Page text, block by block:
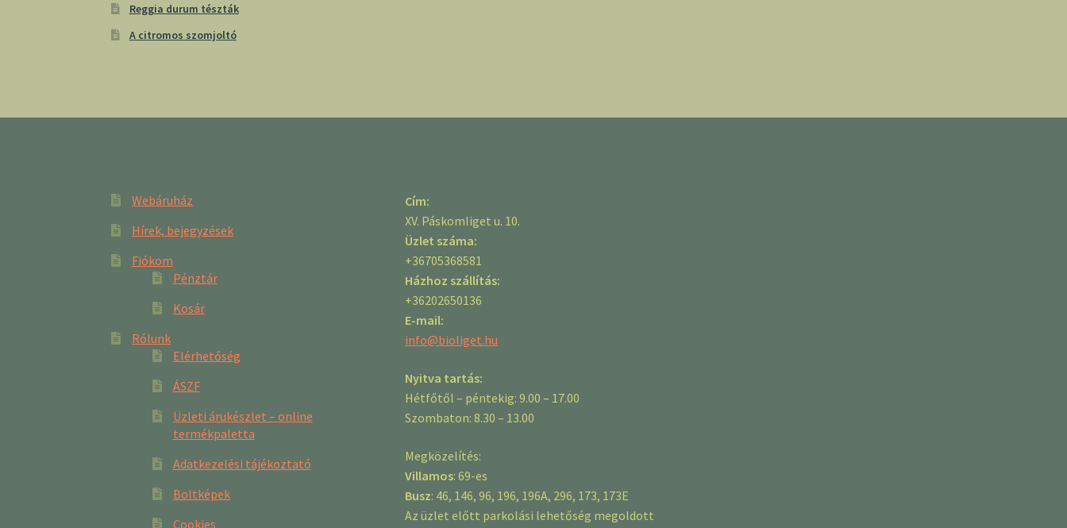
Reggia durum tészták
A citromos szomjoltó
Webáruház
Hírek, bejegyzések
Fiókom
Pénztár
Kosár
Rólunk
Elérhetőség
ÁSZF
Üzleti árukészlet – online
termékpaletta
Adatkezelési tájékoztató
Boltképek
Cookies
Cím:
XV. Páskomliget u. 10.
Üzlet száma:
+36705368581
Házhoz szállítás:
+36202650136
E-mail:
info@bioliget.hu
Nyitva tartás:
Hétfőtől – péntekig: 9.00 – 17.00
Szombaton: 8.30 – 13.00
Megközelítés:
Villamos: 69-es
Busz: 46, 146, 96, 196, 196A, 296, 173, 173E
Az üzlet előtt parkolási lehetőség megoldott